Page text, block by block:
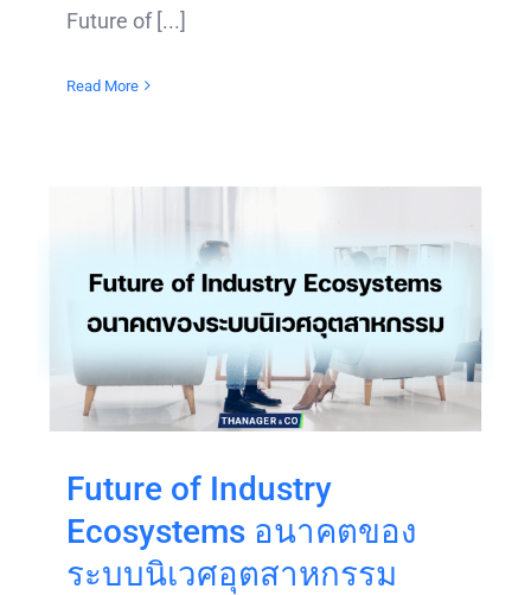
Future of [...]
Read More
Future of Industry
Ecosystems อนาคตของ
ระบบนิเวศอุตสาหกรรม